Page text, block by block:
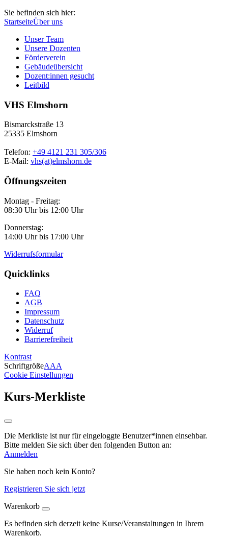
Sie befinden sich hier:
StartseiteÜber uns
Unser Team
Unsere Dozenten
Förderverein
Gebäudeübersicht
Dozent:innen gesucht
Leitbild
VHS Elmshorn
Bismarckstraße 13
25335 Elmshorn
Telefon: +49 4121 231 305/306
E-Mail: vhs(at)elmshorn.de
Öffnungszeiten
Montag - Freitag:
08:30 Uhr bis 12:00 Uhr
Donnerstag:
14:00 Uhr bis 17:00 Uhr
Widerrufsformular
Quicklinks
FAQ
AGB
Impressum
Datenschutz
Widerruf
Barrierefreiheit
Kontrast
SchriftgrößeAAA
Cookie Einstellungen
Kurs-Merkliste
Die Merkliste ist nur für eingeloggte Benutzer*innen einsehbar.
Bitte melden Sie sich über den folgenden Button an:
Anmelden
Sie haben noch kein Konto?
Registrieren Sie sich jetzt
Warenkorb
Es befinden sich derzeit keine Kurse/Veranstaltungen in Ihrem
Warenkorb.